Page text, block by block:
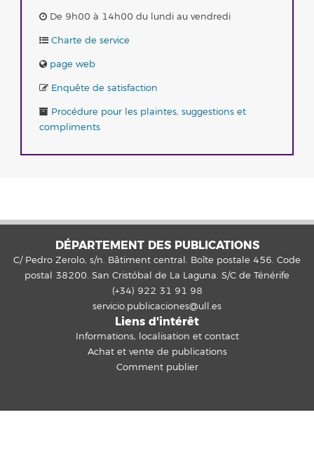
De 9h00 à 14h00 du lundi au vendredi
Charte de service
page web
Enquête de satisfaction
Procédure pour les plaintes, suggestions et
compliments
DÉPARTEMENT DES PUBLICATIONS
C/ Pedro Zerolo, s/n. Bâtiment central. Boîte postale 456. Code
postal 38200. San Cristóbal de La Laguna. S/C de Ténérife
(+34) 922 31 91 98
servicio.publicaciones@ull.es
Liens d'intérêt
Informations, localisation et contact
Achat et vente de publications
Comment publier